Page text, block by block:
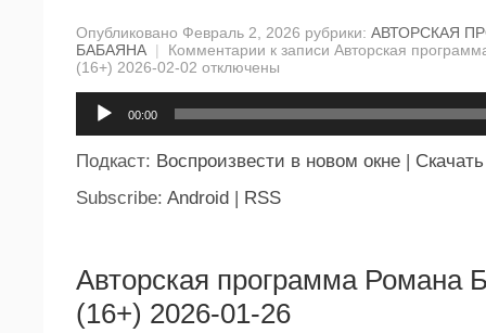
Опубликовано Февраль 2, 2026 рубрики: АВТОРСКАЯ
БАБАЯНА | Комментарии к записи Авторская
(16+) 2026-02-02 отключены
00:00
Подкаст: Воспроизвести в новом окне | Скачать
Subscribe: Android | RSS
Авторская программа Романа
(16+) 2026-01-26